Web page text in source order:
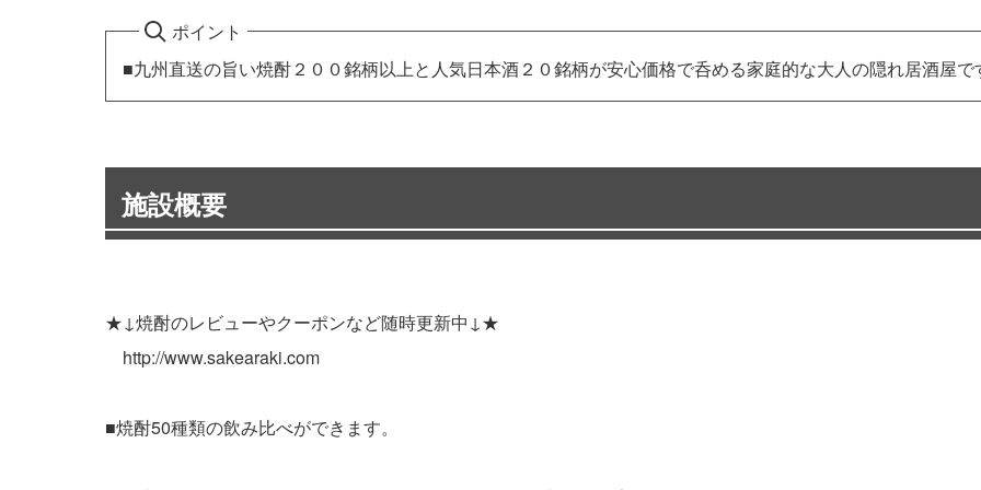
ポイント
■九州直送の旨い焼酎２００銘柄以上と人気日本酒２０銘柄が安心価格で呑める家庭的な大人の隠れ居酒屋で
施設概要
★↓焼酎のレビューやクーポンなど随時更新中↓★
http://www.sakearaki.com
■焼酎50種類の飲み比べができます。